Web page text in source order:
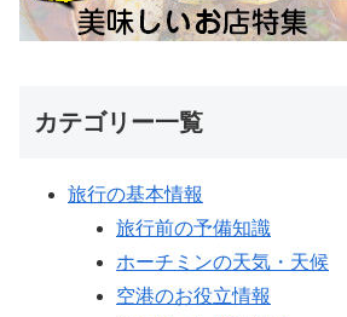
カテゴリー一覧
旅行の基本情報
旅行前の予備知識
ホーチミンの天気・天候
空港のお役立情報